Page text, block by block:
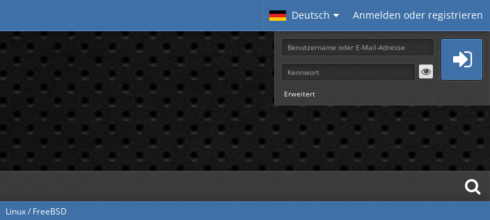
Deutsch Anmelden oder registrieren
Erweitert
Linux / FreeBSD